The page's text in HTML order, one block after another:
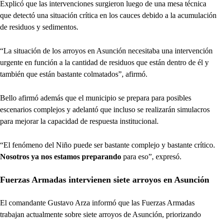
Explicó que las intervenciones surgieron luego de una mesa técnica
que detectó una situación crítica en los cauces debido a la acumulación
de residuos y sedimentos.
“La situación de los arroyos en Asunción necesitaba una intervención
urgente en función a la cantidad de residuos que están dentro de él y
también que están bastante colmatados”, afirmó.
Bello afirmó además que el municipio se prepara para posibles
escenarios complejos y adelantó que incluso se realizarán simulacros
para mejorar la capacidad de respuesta institucional.
“El fenómeno del Niño puede ser bastante complejo y bastante crítico.
Nosotros ya nos estamos preparando para eso”, expresó.
Fuerzas Armadas intervienen siete arroyos en Asunción
El comandante Gustavo Arza informó que las Fuerzas Armadas
trabajan actualmente sobre siete arroyos de Asunción, priorizando